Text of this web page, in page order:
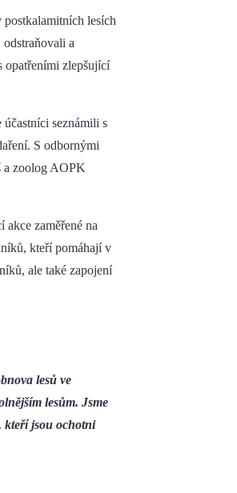
lesích
a
opatřeními zlepšující
seznámili s
S odbornými
a zoolog AOPK
zaměřené na
kteří pomáhají v
ale také zapojení
lesů ve
lesům. Jsme
kteří jsou ochotni